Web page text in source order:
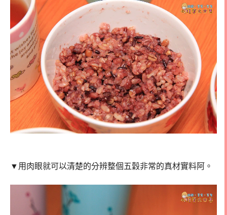
▼用肉眼就可以清楚的分辨整個五穀非常的真材實料阿。